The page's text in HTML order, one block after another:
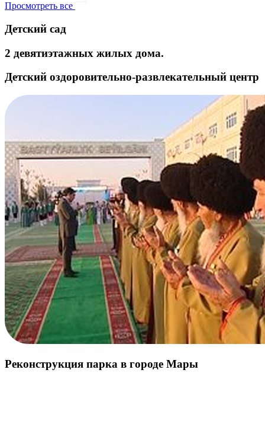
Просмотреть все
Детский сад
2 девятиэтажных жилых дома.
Детский оздоровительно-развлекательный центр
Реконструкция парка в городе Мары